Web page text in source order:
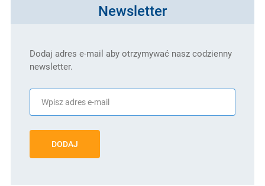
Newsletter
Dodaj adres e-mail aby otrzymywać nasz codzienny
newsletter.
DODAJ